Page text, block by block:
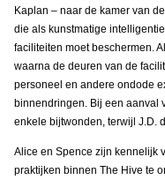
Kaplan – naar de kamer van
die als kunstmatige
faciliteiten moet beschermen.
waarna de deuren van de
personeel en andere ondode
binnendringen. Bij een aanval
enkele bijtwonden, terwijl J.D.
Alice en Spence zijn kennelijk
praktijken binnen The Hive te